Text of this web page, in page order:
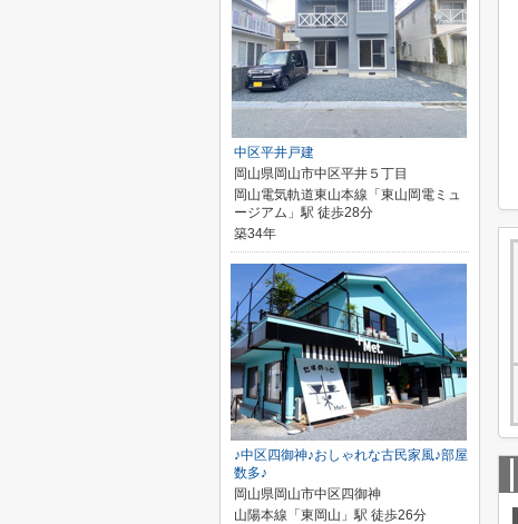
中区平井戸建
岡山県岡山市中区平井５丁目
岡山電気軌道東山本線「東山岡電ミュ
ージアム」駅 徒歩28分
築34年
♪中区四御神♪おしゃれな古民家風♪部屋
数多♪
岡山県岡山市中区四御神
山陽本線「東岡山」駅 徒歩26分